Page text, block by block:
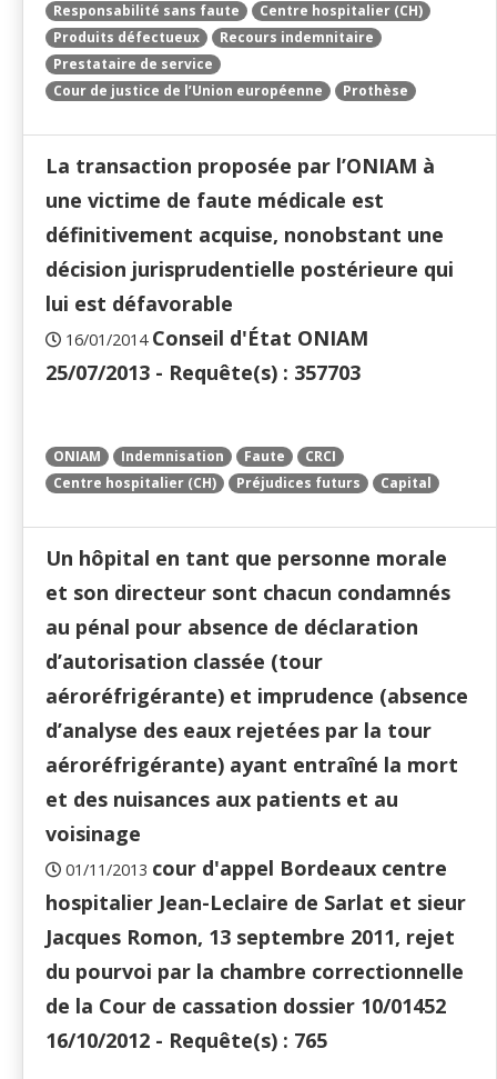
Responsabilité sans faute
Centre hospitalier (CH)
Produits défectueux
Recours indemnitaire
Prestataire de service
Cour de justice de l’Union européenne
Prothèse
La transaction proposée par l’ONIAM à
une victime de faute médicale est
définitivement acquise, nonobstant une
décision jurisprudentielle postérieure qui
lui est défavorable
16/01/2014 Conseil d'État ONIAM
25/07/2013 - Requête(s) : 357703
ONIAM Indemnisation Faute
CRCI
Centre hospitalier (CH)
Préjudices futurs Capital
Un hôpital en tant que personne morale
et son directeur sont chacun condamnés
au pénal pour absence de déclaration
d’autorisation classée (tour
aéroréfrigérante) et imprudence (absence
d’analyse des eaux rejetées par la tour
aéroréfrigérante) ayant entraîné la mort
et des nuisances aux patients et au
voisinage
01/11/2013 cour d'appel Bordeaux centre
hospitalier Jean-Leclaire de Sarlat et sieur
Jacques Romon, 13 septembre 2011, rejet
du pourvoi par la chambre correctionnelle
de la Cour de cassation dossier 10/01452
16/10/2012 - Requête(s) : 765